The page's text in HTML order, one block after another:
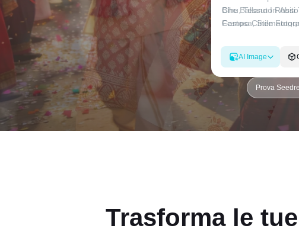
AI Image
Prova
Trasforma le